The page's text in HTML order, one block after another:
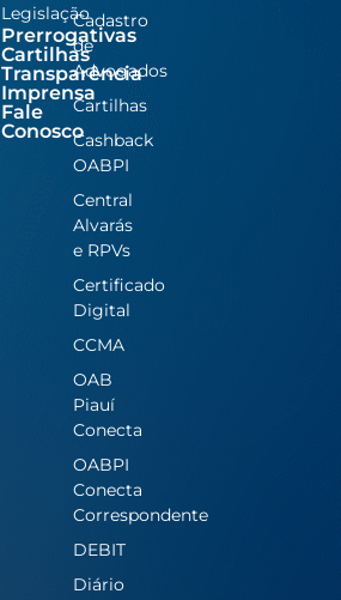
Legislação
Prerrogativas
Cartilhas
Transparência
Imprensa
Fale
Conosco
Cadastro
de
Advogados
Cartilhas
Cashback
OABPI
Central
Alvarás
e RPVs
Certificado
Digital
CCMA
OAB
Piauí
Conecta
OABPI
Conecta
Correspondente
DEBIT
Diário